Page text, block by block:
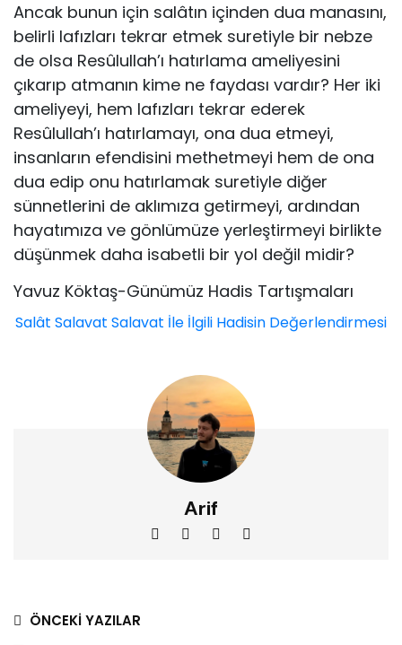
Ancak bunun için salâtın içinden dua manasını,
belirli lafızları tekrar etmek suretiyle bir nebze
de olsa Resûlullah’ı hatırlama ameliyesini
çıkarıp atmanın kime ne faydası vardır? Her iki
ameliyeyi, hem lafızları tekrar ederek
Resûlullah’ı hatırlamayı, ona dua etmeyi,
insanların efendisini methetmeyi hem de ona
dua edip onu hatırlamak suretiyle diğer
sünnetlerini de aklımıza getirmeyi, ardından
hayatımıza ve gön­lümüze yerleştirmeyi birlikte
düşünmek daha isabetli bir yol değil midir?
Yavuz Köktaş-Günümüz Hadis Tartışmaları
Salât Salavat Salavat İle İlgili Hadisin Değerlendirmesi
Arif
ÖNCEKI YAZILAR